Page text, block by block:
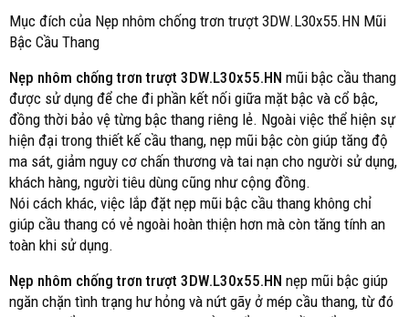
Mục đích của Nẹp nhôm chống trơn trượt 3DW.L30x55.HN Mũi
Bậc Cầu Thang
Nẹp nhôm chống trơn trượt 3DW.L30x55.HN mũi bậc cầu thang
được sử dụng để che đi phần kết nối giữa mặt bậc và cổ bậc,
đồng thời bảo vệ từng bậc thang riêng lẻ. Ngoài việc thể hiện sự
hiện đại trong thiết kế cầu thang, nẹp mũi bậc còn giúp tăng độ
ma sát, giảm nguy cơ chấn thương và tai nạn cho người sử dụng,
khách hàng, người tiêu dùng cũng như cộng đồng.
Nói cách khác, việc lắp đặt nẹp mũi bậc cầu thang không chỉ
giúp cầu thang có vẻ ngoài hoàn thiện hơn mà còn tăng tính an
toàn khi sử dụng.
Nẹp nhôm chống trơn trượt 3DW.L30x55.HN nẹp mũi bậc giúp
ngăn chặn tình trạng hư hỏng và nứt gãy ở mép cầu thang, từ đó